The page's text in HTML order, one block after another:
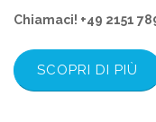
Chiamaci! +49 2151
SCOPRI DI PIÙ